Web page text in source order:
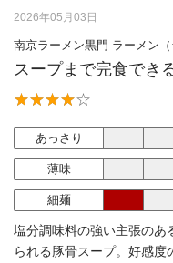
2026年05月03日
南京ラーメン黒門 ラーメン（
スープまで完食でき
あっさり
薄味
細麺
塩分調味料の強い主張のあ
られる豚骨スープ。好感